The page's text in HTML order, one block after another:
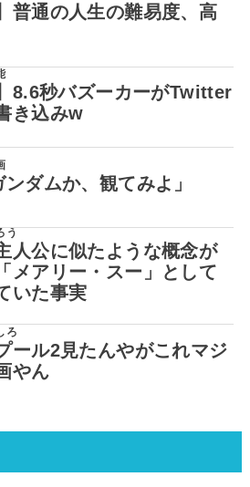
普通の人生の難易度、高
8.6秒バズーカーがTwitter
き込みw
ダムか、観てみよ」
う
人公に似たような概念が
メアリー・スー」として
いた事実
ろ
ール2見たんやがこれマジ
やん